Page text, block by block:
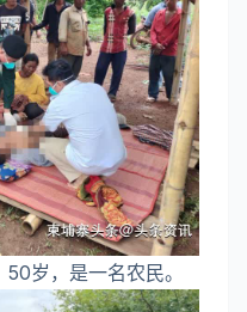
岁，是一名农民。